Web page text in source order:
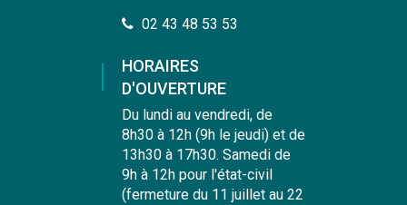
02 43 48 53 53
HORAIRES
D'OUVERTURE
Du lundi au vendredi, de
8h30 à 12h (9h le jeudi) et de
13h30 à 17h30. Samedi de
9h à 12h pour l'état-civil
(fermeture du 11 juillet au 22